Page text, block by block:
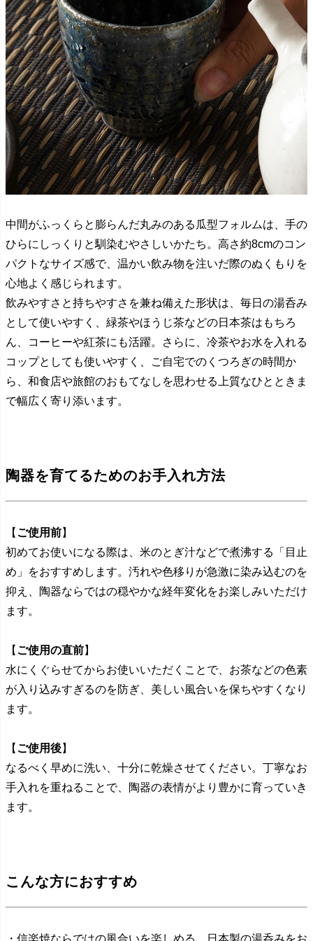
中間がふっくらと膨らんだ丸みのある瓜型フォルムは、手の
ひらにしっくりと馴染むやさしいかたち。高さ約8cmのコン
パクトなサイズ感で、温かい飲み物を注いだ際のぬくもりを
心地よく感じられます。
飲みやすさと持ちやすさを兼ね備えた形状は、毎日の湯呑み
として使いやすく、緑茶やほうじ茶などの日本茶はもちろ
ん、コーヒーや紅茶にも活躍。さらに、冷茶やお水を入れる
コップとしても使いやすく、ご自宅でのくつろぎの時間か
ら、和食店や旅館のおもてなしを思わせる上質なひとときま
で幅広く寄り添います。
陶器を育てるためのお手入れ方法
【 ご使用前】
初めてお使いになる際は、米のとぎ汁などで煮沸する「目止
め」をおすすめします。汚れや色移りが急激に染み込むのを
抑え、陶器ならではの穏やかな経年変化をお楽しみいただけ
ます。
【 ご使用の直前】
水にくぐらせてからお使いいただくことで、お茶などの色素
が入り込みすぎるのを防ぎ、美しい風合いを保ちやすくなり
ます。
【 ご使用後】
なるべく早めに洗い、十分に乾燥させてください。丁寧なお
手入れを重ねることで、陶器の表情がより豊かに育っていき
ます。
こんな方におすすめ